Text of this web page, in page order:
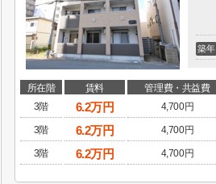
築年
所在階 賃料 管理費・共益費
3階
6.2万円 4,700円
3階
6.2万円 4,700円
3階
6.2万円 4,700円